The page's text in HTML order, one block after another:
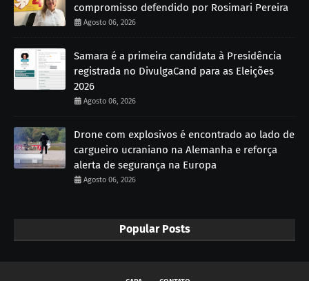
compromisso defendido por Rosimari Pereira
Agosto 06, 2026
Samara é a primeira candidata à Presidência
registrada no DivulgaCand para as Eleições
2026
Agosto 06, 2026
Drone com explosivos é encontrado ao lado de
cargueiro ucraniano na Alemanha e reforça
alerta de segurança na Europa
Agosto 06, 2026
Popular Posts